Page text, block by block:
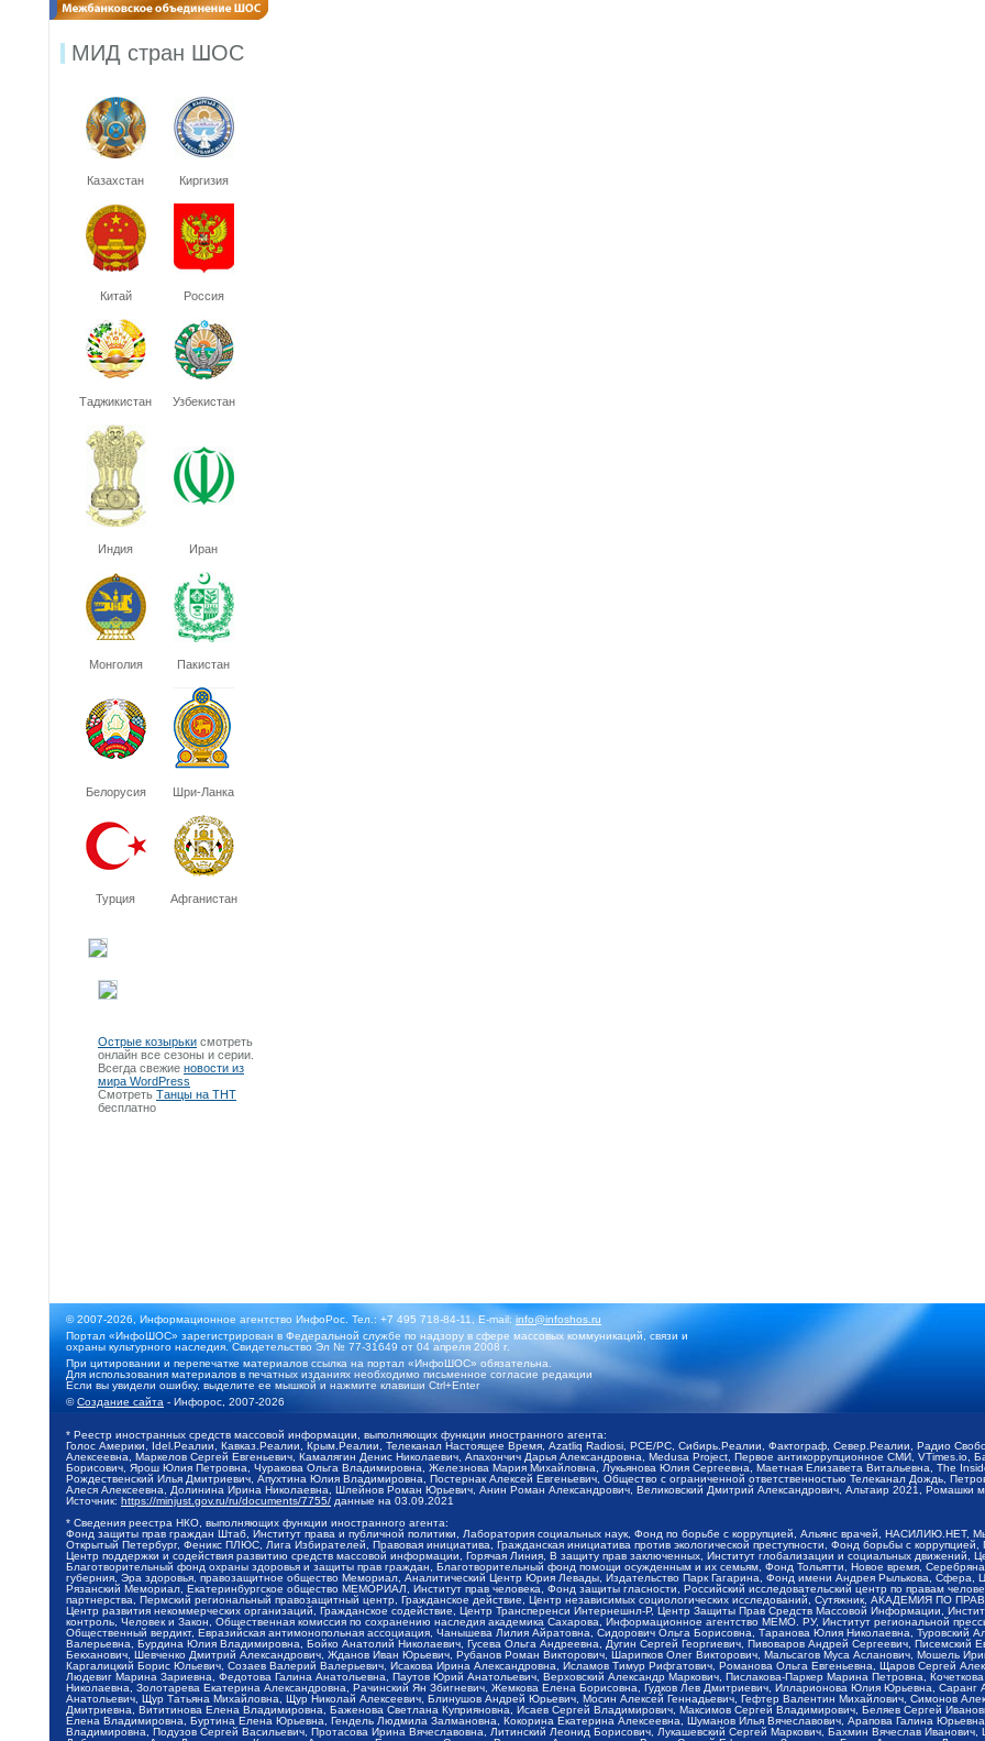
МИД стран ШОС
Казахстан Киргизия
Китай Россия
Таджикистан Узбекистан
Индия Иран
Монголия Пакистан
Белорусия Шри-Ланка
Турция Афганистан
Острые козырьки смотреть
онлайн все сезоны и серии.
Всегда свежие новости из
мира WordPress
Смотреть Танцы на ТНТ
бесплатно
© 2007-2026, Информационное агентство ИнфоРос. Тел.: +7 495 718-84-11, E-mail:info@infoshos.ru
Портал «ИнфоШОС» зарегистрирован в Федеральной службе по надзору в сфере массовых коммуникаций, связи и
охраны культурного наследия. Свидетельство Эл № 77-31649 от 04 апреля 2008 г.
При цитировании и перепечатке материалов ссылка на портал «ИнфоШОС» обязательна.
Для использования материалов в печатных изданиях необходимо письменное согласие редакции
Если вы увидели ошибку, выделите ее мышкой и нажмите клавиши Ctrl+Enter
©Создание сайта - Инфорос, 2007-2026
* Реестр иностранных средств массовой информации, выполняющих функции иностранного агента:
Голос Америки, Idel.Реалии, Кавказ.Реалии, Крым.Реалии, Телеканал Настоящее Время, Azatliq Radiosi, PCE/PC, Сибирь.Реалии, Фактограф, Север.Реалии, Радио
Алексеевна, Маркелов Сергей Евгеньевич, Камалягин Денис Николаевич, Апахончич Дарья Александровна, Medusa Project, Первое антикоррупционное СМИ,
Борисович, Ярош Юлия Петровна, Чуракова Ольга Владимировна, Железнова Мария Михайловна, Лукьянова Юлия Сергеевна, Маетная Елизавета Витальевна, The
Рождественский Илья Дмитриевич, Апухтина Юлия Владимировна, Постернак Алексей Евгеньевич, Общество с ограниченной ответственностью Телеканал Дождь,
Алеся Алексеевна, Долинина Ирина Николаевна, Шлейнов Роман Юрьевич, Анин Роман Александрович, Великовский Дмитрий Александрович, Альтаир 2021, Ромашки
Источник: https://minjust.gov.ru/ru/documents/7755/ данные на 03.09.2021
* Сведения реестра НКО, выполняющих функции иностранного агента:
Фонд защиты прав граждан Штаб, Институт права и публичной политики, Лаборатория социальных наук, Фонд по борьбе с коррупцией, Альянс врачей,
Открытый Петербург, Феникс ПЛЮС, Лига Избирателей, Правовая инициатива, Гражданская инициатива против экологической преступности, Фонд борьбы с
Центр поддержки и содействия развитию средств массовой информации, Горячая Линия, В защиту прав заключенных, Институт глобализации и социальных
Благотворительный фонд охраны здоровья и защиты прав граждан, Благотворительный фонд помощи осужденным и их семьям, Фонд Тольятти, Новое время,
губерния, Эра здоровья, правозащитное общество Мемориал, Аналитический Центр Юрия Левады, Издательство Парк Гагарина, Фонд имени Андрея Рылькова,
Рязанский Мемориал, Екатеринбургское общество МЕМОРИАЛ, Институт прав человека, Фонд защиты гласности, Российский исследовательский центр по правам
партнерства, Пермский региональный правозащитный центр, Гражданское действие, Центр независимых социологических исследований, Сутяжник, АКАДЕМИЯ ПО
Центр развития некоммерческих организаций, Гражданское содействие, Центр Трансперенси Интернешнл-Р, Центр Защиты Прав Средств Массовой Информации,
контроль, Человек и Закон, Общественная комиссия по сохранению наследия академика Сахарова, Информационное агентство МЕМО. РУ, Институт региональной
Общественный вердикт, Евразийская антимонопольная ассоциация, Чанышева Лилия Айратовна, Сидорович Ольга Борисовна, Таранова Юлия Николаевна, Туровский
Валерьевна, Бурдина Юлия Владимировна, Бойко Анатолий Николаевич, Гусева Ольга Андреевна, Дугин Сергей Георгиевич, Пивоваров Андрей Сергеевич, Писемский
Бекханович, Шевченко Дмитрий Александрович, Жданов Иван Юрьевич, Рубанов Роман Викторович, Шарипков Олег Викторович, Мальсагов Муса Асланович, Мошель
Каргалицкий Борис Юльевич, Созаев Валерий Валерьевич, Исакова Ирина Александровна, Исламов Тимур Рифгатович, Романова Ольга Евгеньевна, Щаров Сергей
Людевиг Марина Зариевна, Федотова Галина Анатольевна, Паутов Юрий Анатольевич, Верховский Александр Маркович, Пислакова-Паркер Марина Петровна,
Николаевна, Золотарева Екатерина Александровна, Рачинский Ян Збигневич, Жемкова Елена Борисовна, Гудков Лев Дмитриевич, Илларионова Юлия Юрьевна,
Анатольевич, Щур Татьяна Михайловна, Щур Николай Алексеевич, Блинушов Андрей Юрьевич, Мосин Алексей Геннадьевич, Гефтер Валентин Михайлович, Симонов
Дмитриевна, Вититинова Елена Владимировна, Баженова Светлана Куприяновна, Исаев Сергей Владимирович, Максимов Сергей Владимирович, Беляев Сергей
Елена Владимировна, Буртина Елена Юрьевна, Гендель Людмила Залмановна, Кокорина Екатерина Алексеевна, Шуманов Илья Вячеславович, Арапова Галина
Владимировна, Подузов Сергей Васильевич, Протасова Ирина Вячеславовна, Литинский Леонид Борисович, Лукашевский Сергей Маркович, Бахмин Вячеслав